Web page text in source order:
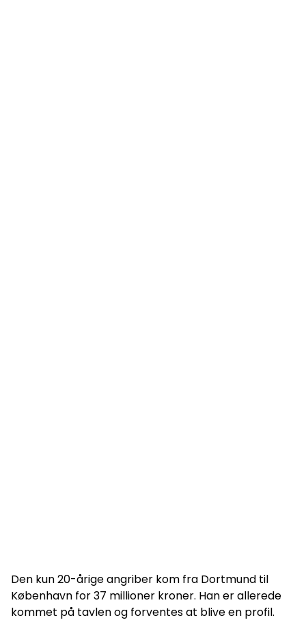
Den kun 20-årige angriber kom fra Dortmund til
København for 37 millioner kroner. Han er allerede
kommet på tavlen og forventes at blive en profil.